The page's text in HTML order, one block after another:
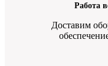
Работа
Доставим